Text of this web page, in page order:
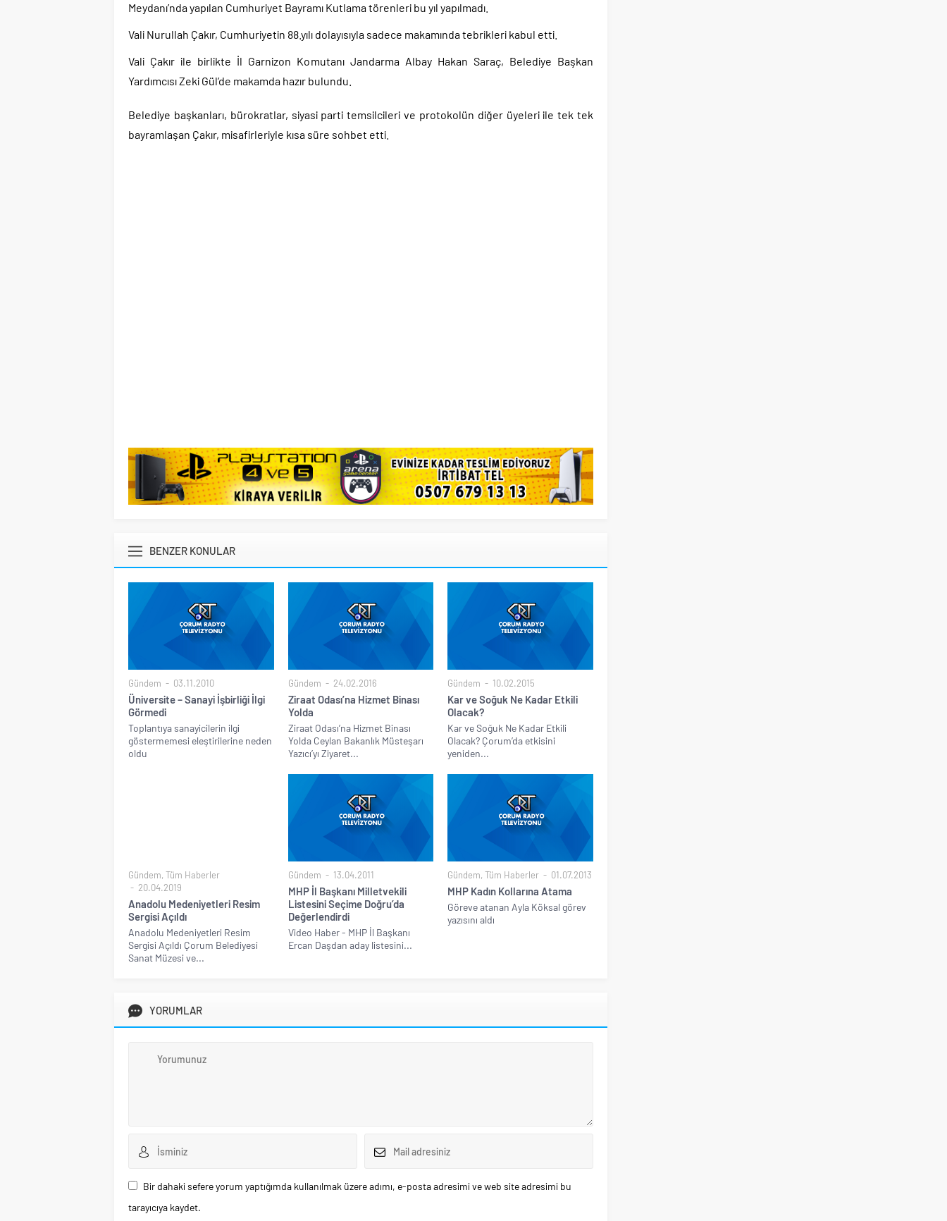
Meydanı’nda yapılan Cumhuriyet Bayramı Kutlama törenleri bu yıl yapılmadı.
Vali Nurullah Çakır, Cumhuriyetin 88.yılı dolayısıyla sadece makamında tebrikleri kabul etti.
Vali Çakır ile birlikte İl Garnizon Komutanı Jandarma Albay Hakan Saraç, Belediye Başkan
Yardımcısı Zeki Gül’de makamda hazır bulundu.
Belediye başkanları, bürokratlar, siyasi parti temsilcileri ve protokolün diğer üyeleri ile tek tek
bayramlaşan Çakır, misafirleriyle kısa süre sohbet etti.
BENZER KONULAR
Gündem 03.11.2010
Üniversite – Sanayi İşbirliği İlgi
Görmedi
Toplantıya sanayicilerin ilgi
göstermemesi eleştirilerine neden
oldu
Gündem 24.02.2016
Ziraat Odası’na Hizmet Binası
Yolda
Ziraat Odası’na Hizmet Binası
Yolda Ceylan Bakanlık Müsteşarı
Yazıcı’yı Ziyaret...
Gündem 10.02.2015
Kar ve Soğuk Ne Kadar Etkili
Olacak?
Kar ve Soğuk Ne Kadar Etkili
Olacak? Çorum’da etkisini
yeniden...
Gündem, Tüm Haberler
20.04.2019
Anadolu Medeniyetleri Resim
Sergisi Açıldı
Anadolu Medeniyetleri Resim
Sergisi Açıldı Çorum Belediyesi
Sanat Müzesi ve...
Gündem 13.04.2011
MHP İl Başkanı Milletvekili
Listesini Seçime Doğru’da
Değerlendirdi
Video Haber - MHP İl Başkanı
Ercan Daşdan aday listesini...
Gündem,Tüm Haberler 01.07.2013
MHP Kadın Kollarına Atama
Göreve atanan Ayla Köksal görev
yazısını aldı
YORUMLAR
Bir dahaki sefere yorum yaptığımda kullanılmak üzere adımı, e-posta adresimi ve web site adresimi bu
tarayıcıya kaydet.